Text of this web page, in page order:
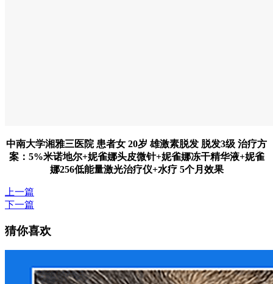
中南大学湘雅三医院 患者女 20岁 雄激素脱发 脱发3级 治疗方
案：5%米诺地尔+妮雀娜头皮微针+妮雀娜冻干精华液+妮雀
娜256低能量激光治疗仪+水疗 5个月效果
上一篇
下一篇
猜你喜欢